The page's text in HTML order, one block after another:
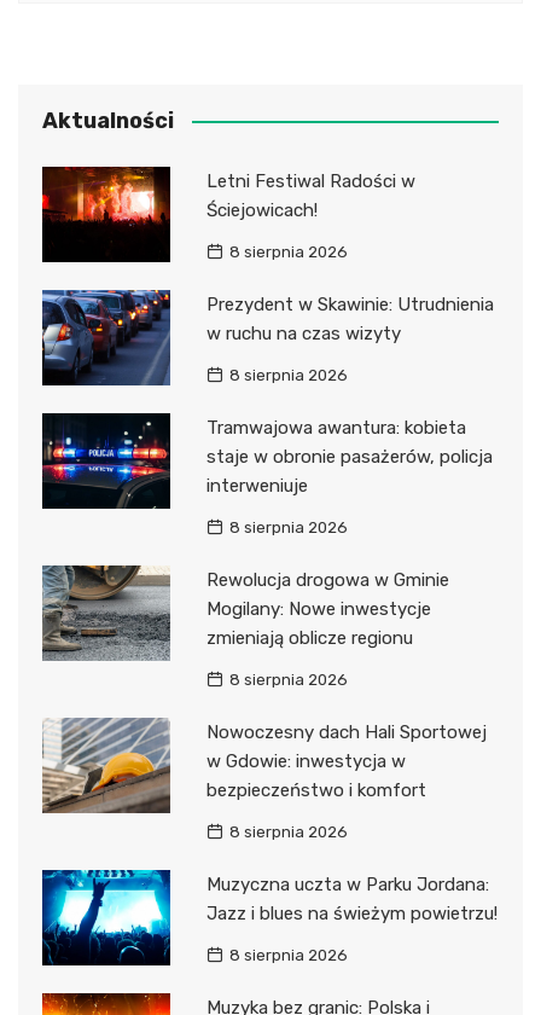
Aktualności
Letni Festiwal Radości w
Ściejowicach!
8 sierpnia 2026
Prezydent w Skawinie: Utrudnienia
w ruchu na czas wizyty
8 sierpnia 2026
Tramwajowa awantura: kobieta
staje w obronie pasażerów, policja
interweniuje
8 sierpnia 2026
Rewolucja drogowa w Gminie
Mogilany: Nowe inwestycje
zmieniają oblicze regionu
8 sierpnia 2026
Nowoczesny dach Hali Sportowej
w Gdowie: inwestycja w
bezpieczeństwo i komfort
8 sierpnia 2026
Muzyczna uczta w Parku Jordana:
Jazz i blues na świeżym powietrzu!
8 sierpnia 2026
Muzyka bez granic: Polska i